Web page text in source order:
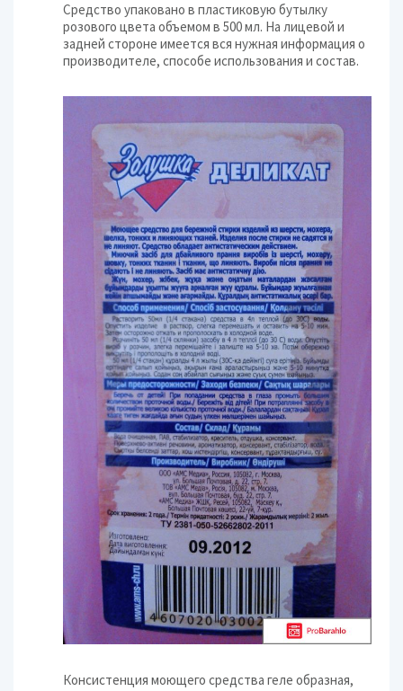
Средство упаковано в пластиковую бутылку
розового цвета объемом в 500 мл. На лицевой и
задней стороне имеется вся нужная информация о
производителе, способе использования и состав.
Консистенция моющего средства геле образная,